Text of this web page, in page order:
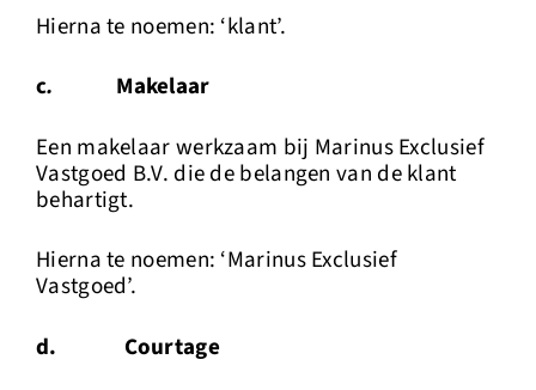
Hierna te noemen: ‘klant’.
c.
Makelaar
Een makelaar werkzaam bij Marinus Exclusief
Vastgoed B.V. die de belangen van de klant
behartigt.
Hierna te noemen: ‘Marinus Exclusief
Vastgoed’.
d. Courtage